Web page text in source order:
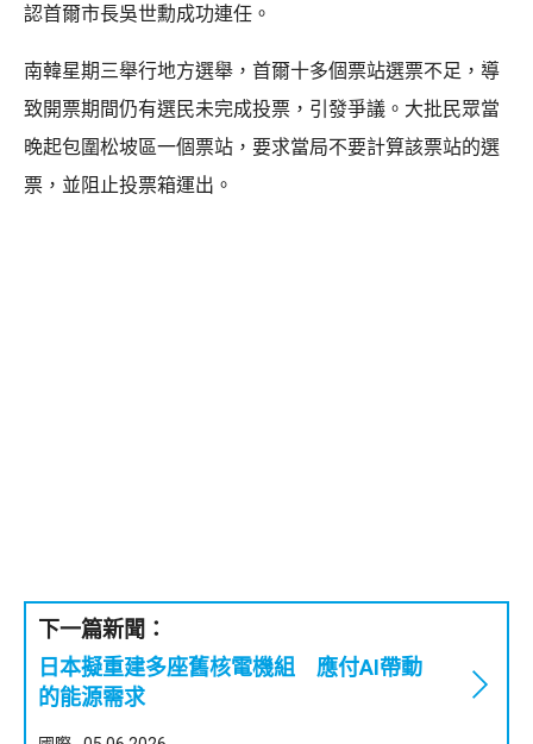
認首爾市長吳世勳成功連任。
南韓星期三舉行地方選舉，首爾十多個票站選票不足，導
致開票期間仍有選民未完成投票，引發爭議。大批民眾當
晚起包圍松坡區一個票站，要求當局不要計算該票站的選
票，並阻止投票箱運出。
下一篇新聞：
日本擬重建多座舊核電機組 應付AI帶動
的能源需求